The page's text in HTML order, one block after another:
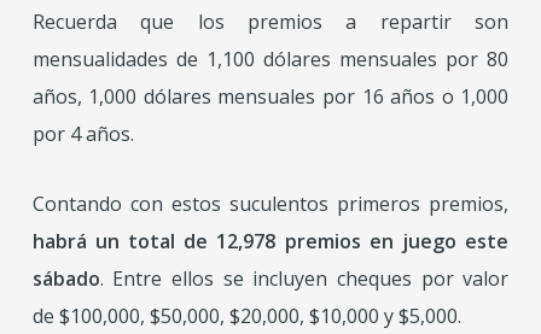
Recuerda que los premios a repartir son
mensualidades de 1,100 dólares mensuales por 80
años, 1,000 dólares mensuales por 16 años o 1,000
por 4 años.
Contando con estos suculentos primeros premios,
habrá un total de 12,978 premios en juego este
sábado. Entre ellos se incluyen cheques por valor
de $100,000, $50,000, $20,000, $10,000 y $5,000.